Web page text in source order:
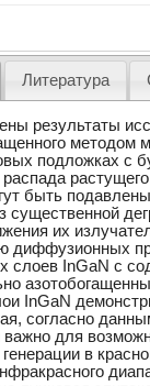
Литература
результаты
методом
подложках с
распада
быть
существенной
их
диффузионных
слоев InGaN с
InGaN
согласно
важно для
в